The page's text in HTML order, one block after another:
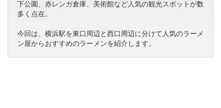
下公園、赤レンガ倉庫、美術館など人気の観光スポットが数
多く点在。
今回は、横浜駅を東口周辺と西口周辺に分けて人気のラーメ
ン屋からおすすめのラーメンを紹介します。